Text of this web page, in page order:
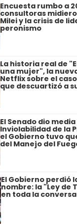
Encuesta rumbo a
consultoras
Milei y la crisis de
peronismo
La historia real de
una mujer", la
Netflix sobre el
que descuartizó a
El Senado dio
Inviolabilidad de la
el Gobierno tuvo
del Manejo del
El Gobierno perdió
nombre: la "Ley de
en toda la